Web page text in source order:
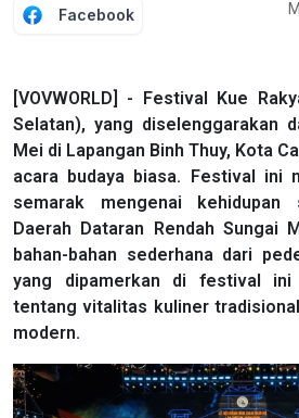
Facebook
[VOVWORLD] - Festival Kue
Selatan), yang diselenggarakan
Mei di Lapangan Binh Thuy, Kota
acara budaya biasa. Festival ini
semarak mengenai kehidupan
Daerah Dataran Rendah Sungai
bahan-bahan sederhana dari
yang dipamerkan di festival ini
tentang vitalitas kuliner
modern.